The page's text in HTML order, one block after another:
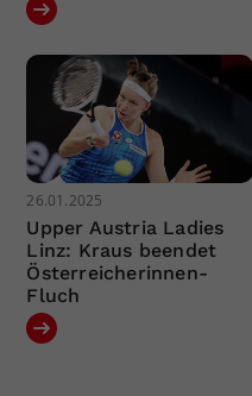
26.01.2025
Upper Austria Ladies
Linz: Kraus beendet
Österreicherinnen-
Fluch